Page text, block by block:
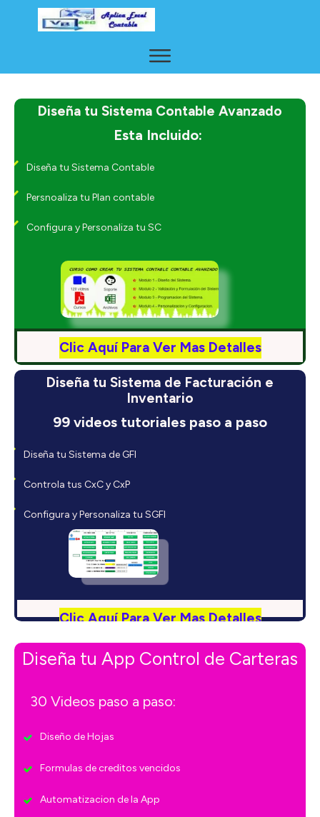
Diseña tu Sistema Contable Avanzado
Esta Incluido:
Diseña tu Sistema Contable
Persnoaliza tu Plan contable
Configura y Personaliza tu SC
Clic Aquí Para Ver Mas Detalles
Diseña tu Sistema de Facturación e
Inventario
99 videos tutoriales paso a paso
Diseña tu Sistema de GFI
Controla tus CxC y CxP
Configura y Personaliza tu SGFI
Clic Aquí Para Ver Mas Detalles
Diseña tu App Control de Carteras
30 Videos paso a paso:
Diseño de Hojas
Formulas de creditos vencidos
Automatizacion de la App